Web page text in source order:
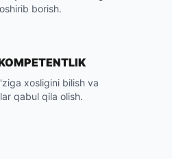
borish.
xosligini bilish va
qabul qila olish.